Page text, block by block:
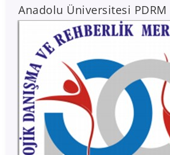
Anadolu Üniversitesi PDRM